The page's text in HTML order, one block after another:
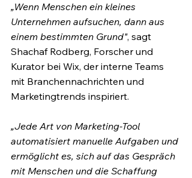
„Wenn Menschen ein kleines
Unternehmen aufsuchen, dann aus
einem bestimmten Grund", sagt
Shachaf Rodberg, Forscher und
Kurator bei Wix, der interne Teams
mit Branchennachrichten und
Marketingtrends inspiriert.
„Jede Art von Marketing-Tool
automatisiert manuelle Aufgaben und
ermöglicht es, sich auf das Gespräch
mit Menschen und die Schaffung